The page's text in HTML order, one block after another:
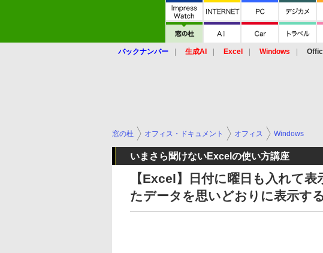
バックナンバー 生成AI Excel Windows
窓の杜 オフィス・ドキュメント オフィス Windows
いまさら聞けないExcelの使い方講座
【Excel】日付に曜日も入れて
たデータを思いどおりに表示す